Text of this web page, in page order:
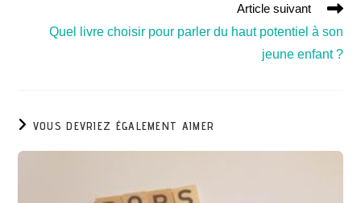
Article suivant
Quel livre choisir pour parler du haut potentiel à son
jeune enfant ?
VOUS DEVRIEZ ÉGALEMENT AIMER